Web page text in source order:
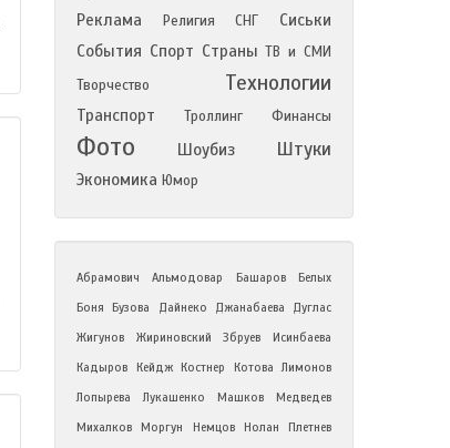
Реклама Религия СНГ
Сиськи
События Спорт Страны ТВ и СМИ
Творчество
Технологии
Транспорт Троллинг Финансы
Фото Шоубиз Штуки
Экономика Юмор
Абрамович Альмодовар Башаров
Белых
Боня
Бузова Дайнеко Джанабаева
Дуглас
Жигунов
Жириновский Збруев
Исинбаева
Кадыров
Кейдж Костнер Котова Лимонов
Лопырева
Лукашенко Машков
Медведев
Михалков
Моргун Немцов Нолан
Плетнев